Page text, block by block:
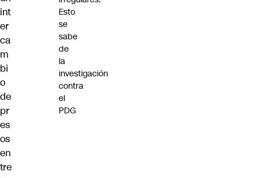
int
er
ca
m
bi
o
de
pr
es
os
en
tre
Esto
se
sabe
de
la
investigación
contra
el
PDG